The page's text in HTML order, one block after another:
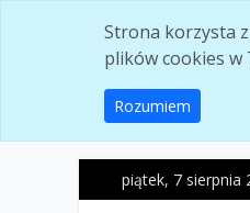
Strona korzysta
plików cookies w
Rozumiem
piątek, 7 sierpnia